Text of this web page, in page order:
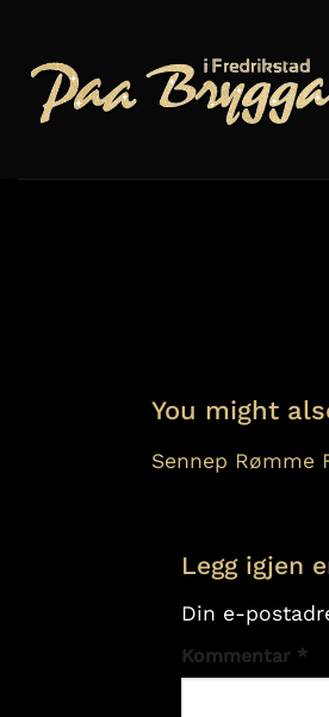
content
You might
Sennep Rømme
Legg igjen
Din e-
Kommentar *